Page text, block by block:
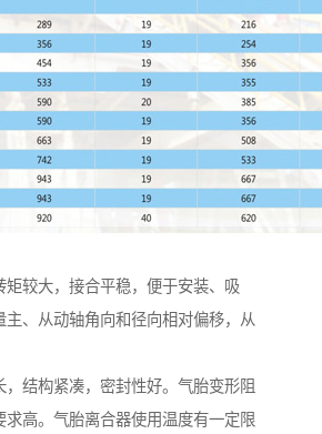
矩较大，接合平稳，便于安装、吸
主、从动轴角向和径向相对偏移，从
，结构紧凑，密封性好。气胎变形阻
求高。气胎离合器使用温度有一定限